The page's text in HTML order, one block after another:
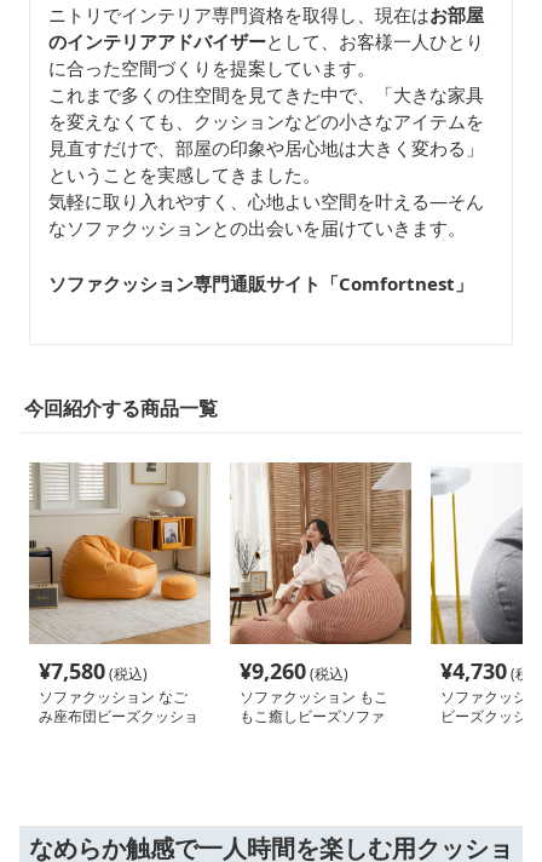
ニトリでインテリア専門資格を取得し、現在はお部屋
のインテリアアドバイザーとして、お客様一人ひとり
に合った空間づくりを提案しています。
これまで多くの住空間を見てきた中で、「大きな家具
を変えなくても、クッションなどの小さなアイテムを
見直すだけで、部屋の印象や居心地は大きく変わる」
ということを実感してきました。
気軽に取り入れやすく、心地よい空間を叶える—そん
なソファクッションとの出会いを届けていきます。
ソファクッション専門通販サイト「Comfortnest 」
今回紹介する商品一覧
¥7,580(税込)
ソファクッション なご
み座布団ビーズクッショ
¥9,260(税込)
ソファクッション もこ
もこ癒しビーズソファ
¥4,730(税
ソファクッシ
ビーズクッシ
なめらか触感で一人時間を楽しむ用クッショ